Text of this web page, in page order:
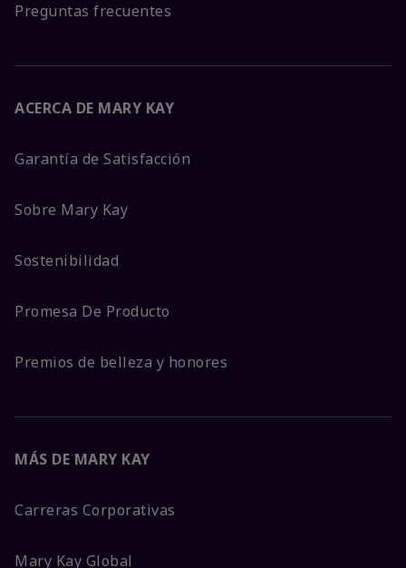
Preguntas frecuentes
ACERCA DE MARY KAY
Garantía de Satisfacción
Sobre Mary Kay
Sostenibilidad
Promesa De Producto
Premios de belleza y honores
MÁS DE MARY KAY
Carreras Corporativas
Mary Kay Global